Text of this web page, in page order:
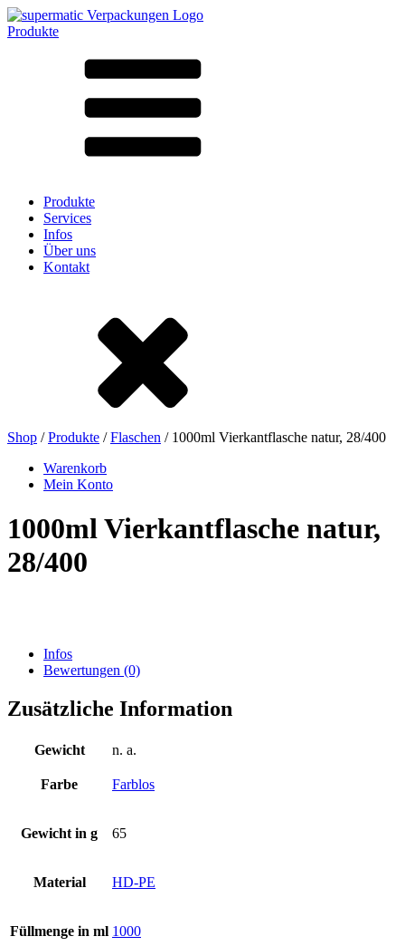
Produkte
Nach Material
LD-PE
Steinzeug
Beutel und Bag-in-Box
Bierflaschen
Chemikalien
Dosen(73)
Feinzerstäuber
Hotfill Flaschen
Produkte
Services
Infos
Über uns
Kontakt
Shop /Produkte /Flaschen / 1000ml Vierkantflasche natur, 28/400
Warenkorb
Mein Konto
1000ml Vierkantflasche natur,
28/400
Infos
Bewertungen (0)
Zusätzliche Information
Gewicht n. a.
Farbe Farblos
Gewicht in g 65
Material HD-PE
Füllmenge in ml 1000